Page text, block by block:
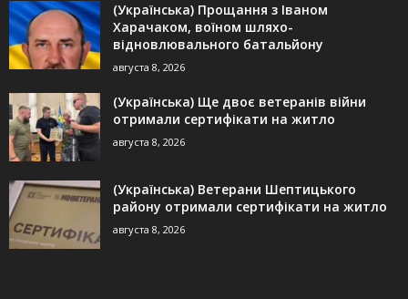
(Українська) Прощання з Іваном
Харачаком, воїном шляхо-
відновлювального батальйону
августа 8, 2026
(Українська) Ще двоє ветеранів війни
отримали сертифікати на житло
августа 8, 2026
(Українська) Ветерани Шептицького
району отримали сертифікати на житло
августа 8, 2026